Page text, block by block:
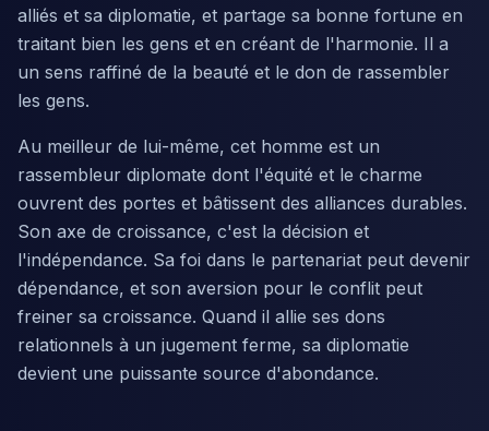
alliés et sa diplomatie, et partage sa bonne fortune en
traitant bien les gens et en créant de l'harmonie. Il a
un sens raffiné de la beauté et le don de rassembler
les gens.
Au meilleur de lui-même, cet homme est un
rassembleur diplomate dont l'équité et le charme
ouvrent des portes et bâtissent des alliances durables.
Son axe de croissance, c'est la décision et
l'indépendance. Sa foi dans le partenariat peut devenir
dépendance, et son aversion pour le conflit peut
freiner sa croissance. Quand il allie ses dons
relationnels à un jugement ferme, sa diplomatie
devient une puissante source d'abondance.